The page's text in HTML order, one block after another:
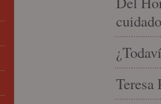
cuidado
Teresa